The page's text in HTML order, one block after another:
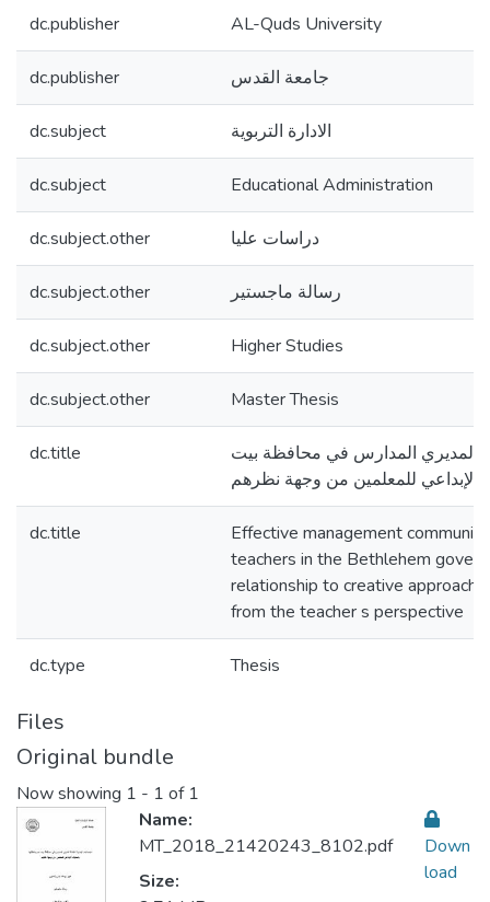
dc.publisher AL-Quds University
dc.publisher جامعة القدس
dc.subject الادارة التربوية
dc.subject Educational Administration
dc.subject.other دراسات عليا
dc.subject.other رسالة ماجستير
dc.subject.other Higher Studies
dc.subject.other Master Thesis
dc.title
لمديري المدارس في محافظة بيت
الإبداعي للمعلمين من وجهة نظرهم
dc.title
Effective management
teachers in the Bethlehem
relationship to creative
from the teacher s perspective
dc.type Thesis
Files
Original bundle
Now showing 1 - 1 of 1
Name:
MT_2018_21420243_8102.pdf
Size:
Down
load